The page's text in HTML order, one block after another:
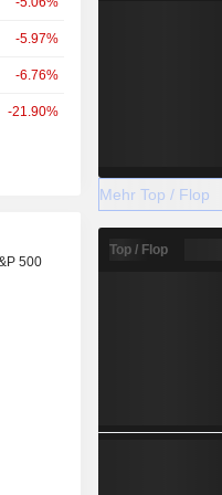
-5.97%
-6.76%
-21.90%
500
Mehr Top / Flop
Top / Flop